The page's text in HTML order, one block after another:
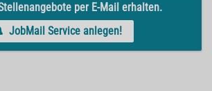
per E-Mail erhalten.
JobMail Service anlegen!